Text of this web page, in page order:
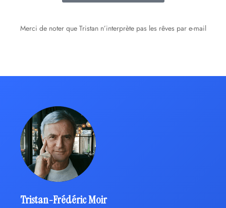
Merci de noter que Tristan n’interprète pas les rêves par e-mail
Tristan-Frédéric Moir